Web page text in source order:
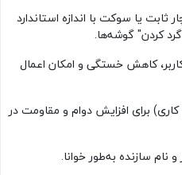
ثابت یا سوکت با اندازه استاندارد
کردن" گوشه‌ها.
کاهش خستگی و امکان اعمال
برای افزایش دوام و مقاومت در
سازنده به‌طور خوانا.